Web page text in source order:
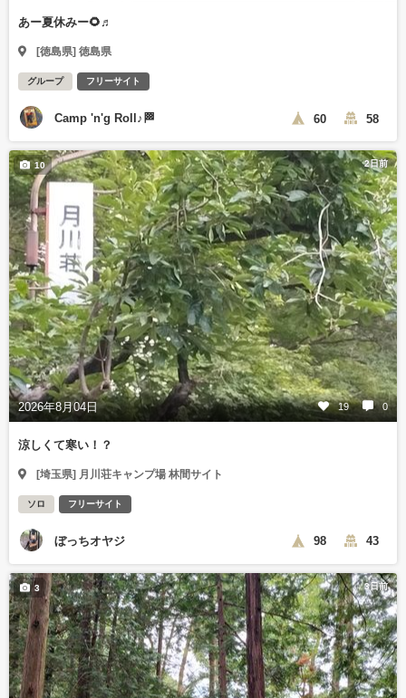
あー夏休みー🌻♬
[徳島県] 徳島県
グループ フリーサイト
Camp 'n'g Roll♪🏁 60 58
2日前
2026年8月04日 19 0
10
涼しくて寒い！？
[埼玉県] 月川荘キャンプ場 林間サイト
ソロ フリーサイト
ぼっちオヤジ 98 43
3日前
3